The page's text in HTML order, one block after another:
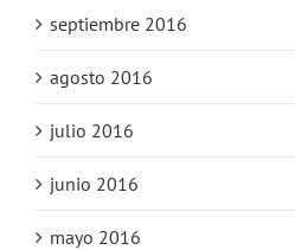
septiembre 2016
agosto 2016
julio 2016
junio 2016
mayo 2016